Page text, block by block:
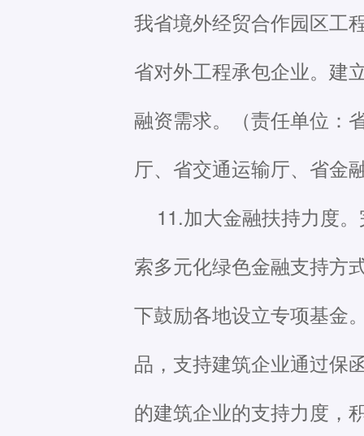
我省境外经贸合作园区工
省对外工程承包企业。建
融资需求。（责任单位：
厅、省交通运输厅、省金
11.加大金融扶持力度
索多元化绿色金融支持方
下鼓励各地设立专项基金
品，支持建筑企业通过保
的建筑企业的支持力度，